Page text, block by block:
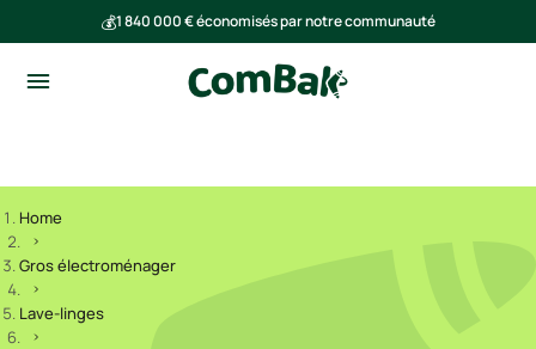
💰1 840 000 € économisés par notre communauté
Home
Gros électroménager
Lave-linges